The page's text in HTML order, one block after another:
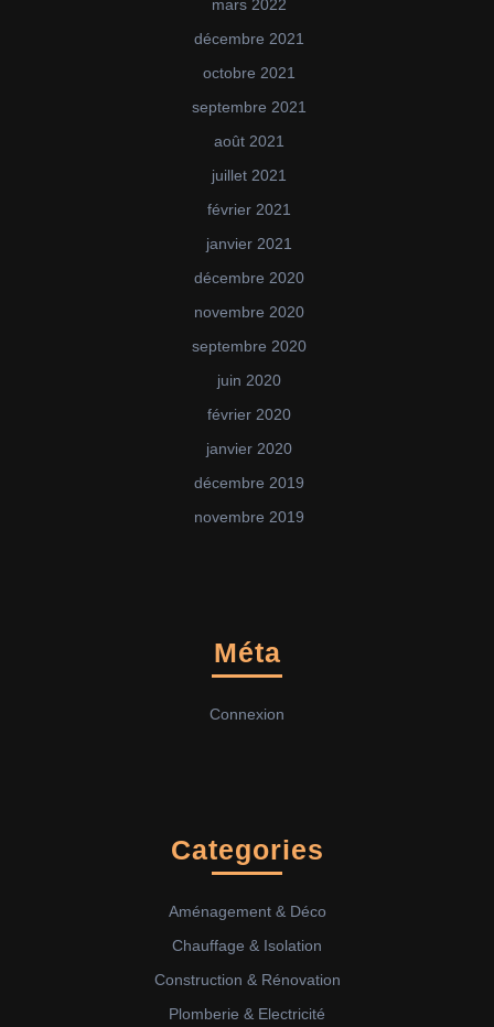
mars 2022
décembre 2021
octobre 2021
septembre 2021
août 2021
juillet 2021
février 2021
janvier 2021
décembre 2020
novembre 2020
septembre 2020
juin 2020
février 2020
janvier 2020
décembre 2019
novembre 2019
Méta
Connexion
Categories
Aménagement & Déco
Chauffage & Isolation
Construction & Rénovation
Plomberie & Electricité